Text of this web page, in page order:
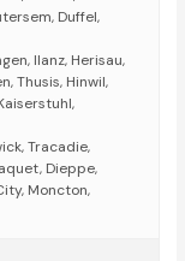
Duffel,
Ilanz, Herisau,
Thusis, Hinwil,
Tracadie,
Dieppe,
Moncton,